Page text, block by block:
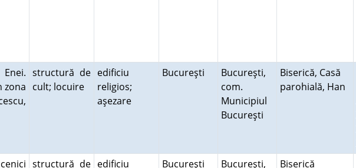
zona
structură de
cult; locuire
edificiu
religios;
aşezare
Bucureşti
Bucureşti,
com.
Municipiul
Bucureşti
Biserică, Casă
parohială, Han
structură de edificiu
Bucureşti
Bucureşti,
Biserică